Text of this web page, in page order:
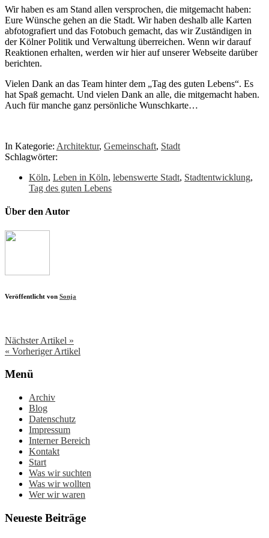
Wir haben es am Stand allen versprochen, die mitgemacht haben:
Eure Wünsche gehen an die Stadt. Wir haben deshalb alle Karten
abfotografiert und das Fotobuch gemacht, das wir Zuständigen in
der Kölner Politik und Verwaltung überreichen. Wenn wir darauf
Reaktionen erhalten, werden wir hier auf unserer Webseite darüber
berichten.
Vielen Dank an das Team hinter dem „Tag des guten Lebens“. Es
hat Spaß gemacht. Und vielen Dank an alle, die mitgemacht haben.
Auch für manche ganz persönliche Wunschkarte…
In Kategorie: Architektur, Gemeinschaft, Stadt
Schlagwörter:
Köln, Leben in Köln, lebenswerte Stadt, Stadtentwicklung,
Tag des guten Lebens
Über den Autor
Veröffentlicht von Sonja
Nächster Artikel »
« Vorheriger Artikel
Menü
Archiv
Blog
Datenschutz
Impressum
Interner Bereich
Kontakt
Start
Was wir suchten
Was wir wollten
Wer wir waren
Neueste Beiträge